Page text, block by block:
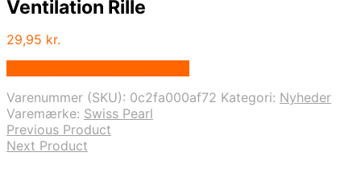
Ventilation Rille
29,95 kr.
Varenummer (SKU): 0c2fa000af72 Kategori: Nyheder
Varemærke: Swiss Pearl
Previous Product
Next Product